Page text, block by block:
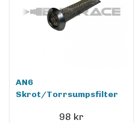
AN6
Skrot/Torrsumpsfilter
98 kr